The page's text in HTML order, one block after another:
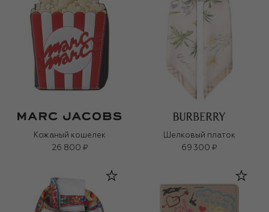
Кожаный кошелек
26 800 ₽
Шелковый платок
69 300 ₽